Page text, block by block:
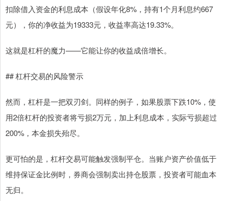
扣除借入资金的利息成本（假设年化8%，持有1个月利息约667
元），你的净收益为19333元，收益率高达19.33%。
这就是杠杆的魔力——它能让你的收益成倍增长。
## 杠杆交易的风险警示
然而，杠杆是一把双刃剑。同样的例子，如果股票下跌10%，使
用2倍杠杆的投资者将亏损2万元，加上利息成本，实际亏损超过
200%，本金损失殆尽。
更可怕的是，杠杆交易可能触发强制平仓。当账户资产价值低于
维持保证金比例时，券商会强制卖出持仓股票，投资者可能血本
无归。